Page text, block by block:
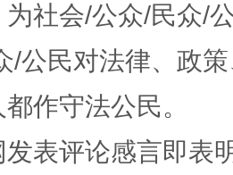
的艺术幻境
社会/公众/民众/
/公民对法律、政
作守法公民。
表评论感言即表